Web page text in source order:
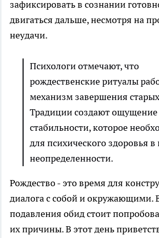
зафиксировать в сознании
двигаться дальше, несмотря на
неудачи.
Психологи отмечают, что
рождественские ритуалы
механизм завершения
Традиции создают ощущение
стабильности, которое
для психического здоровья
неопределенности.
Рождество - это время для
диалога с собой и окружающими.
подавления обид стоит
их причины. В этот день